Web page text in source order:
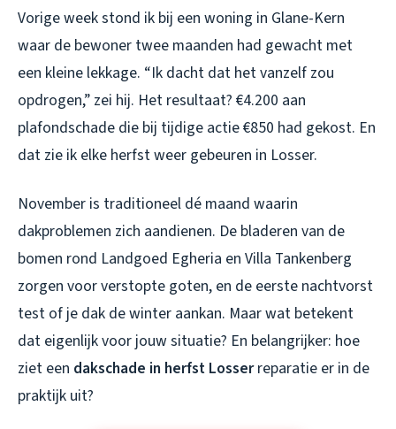
Vorige week stond ik bij een woning in Glane-Kern
waar de bewoner twee maanden had gewacht met
een kleine lekkage. “Ik dacht dat het vanzelf zou
opdrogen,” zei hij. Het resultaat? €4.200 aan
plafondschade die bij tijdige actie €850 had gekost. En
dat zie ik elke herfst weer gebeuren in Losser.
November is traditioneel dé maand waarin
dakproblemen zich aandienen. De bladeren van de
bomen rond Landgoed Egheria en Villa Tankenberg
zorgen voor verstopte goten, en de eerste nachtvorst
test of je dak de winter aankan. Maar wat betekent
dat eigenlijk voor jouw situatie? En belangrijker: hoe
ziet een dakschade in herfst Losserreparatie er in de
praktijk uit?